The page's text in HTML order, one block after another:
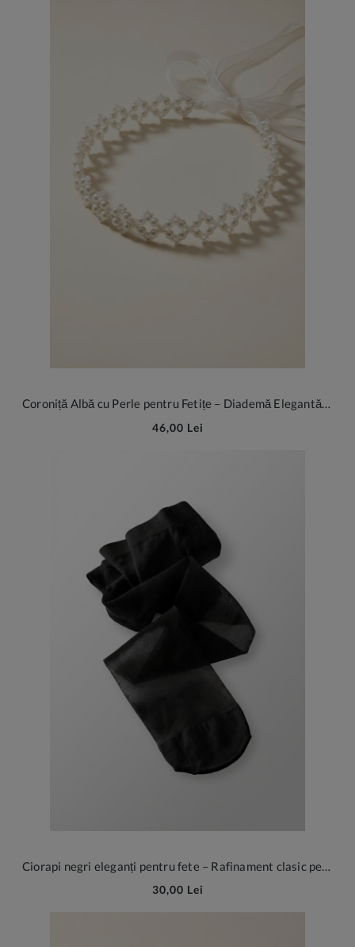
Coroniță Albă cu Perle pentru Fetițe – Diademă Elegantă cu Panglici de Organza pentru Ocazii Speciale și Serbări
46,00 Lei
30,00 Lei